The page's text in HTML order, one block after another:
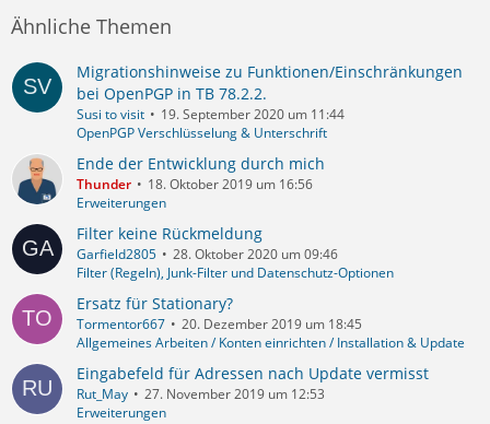
Ähnliche Themen
Migrationshinweise zu Funktionen/Einschränkungen
bei OpenPGP in TB 78.2.2.
Susi to visit
19. September 2020 um 11:44
OpenPGP Verschlüsselung & Unterschrift
Ende der Entwicklung durch mich
Thunder
18. Oktober 2019 um 16:56
Erweiterungen
Filter keine Rückmeldung
Garfield2805
28. Oktober 2020 um 09:46
Filter (Regeln), Junk-Filter und Datenschutz-Optionen
Ersatz für Stationary?
Tormentor667
20. Dezember 2019 um 18:45
Allgemeines Arbeiten / Konten einrichten / Installation & Update
Eingabefeld für Adressen nach Update vermisst
Rut_May
27. November 2019 um 12:53
Erweiterungen